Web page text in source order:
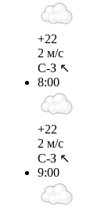
+22
2 м/с
С-З ↖
8:00
+22
2 м/с
С-З ↖
9:00